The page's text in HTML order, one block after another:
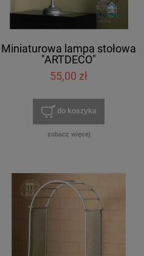
Miniaturowa lampa stołowa
"ARTDECO"
55,00 zł
do koszyka
zobacz więcej